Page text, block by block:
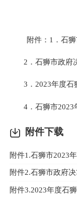
附件：1．石狮
2．石狮市政府
3．2023年度石
4．石狮市2023
附件下载
附件1.石狮市2023
附件2.石狮市政府
附件3.2023年度石